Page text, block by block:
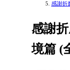
感謝折
感謝
境篇 (